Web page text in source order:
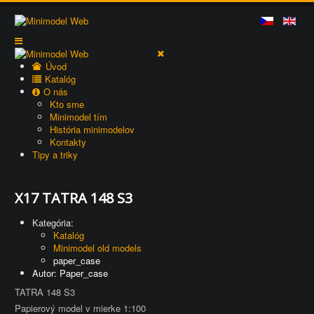
Úvod
Katalóg
O nás
Kto sme
Minimodel tím
História minimodelov
Kontakty
Tipy a triky
X17 TATRA 148 S3
Kategória:
Katalóg
Minimodel old models
paper_case
Autor: Paper_case
TATRA 148 S3
Papierový model v mierke 1:100